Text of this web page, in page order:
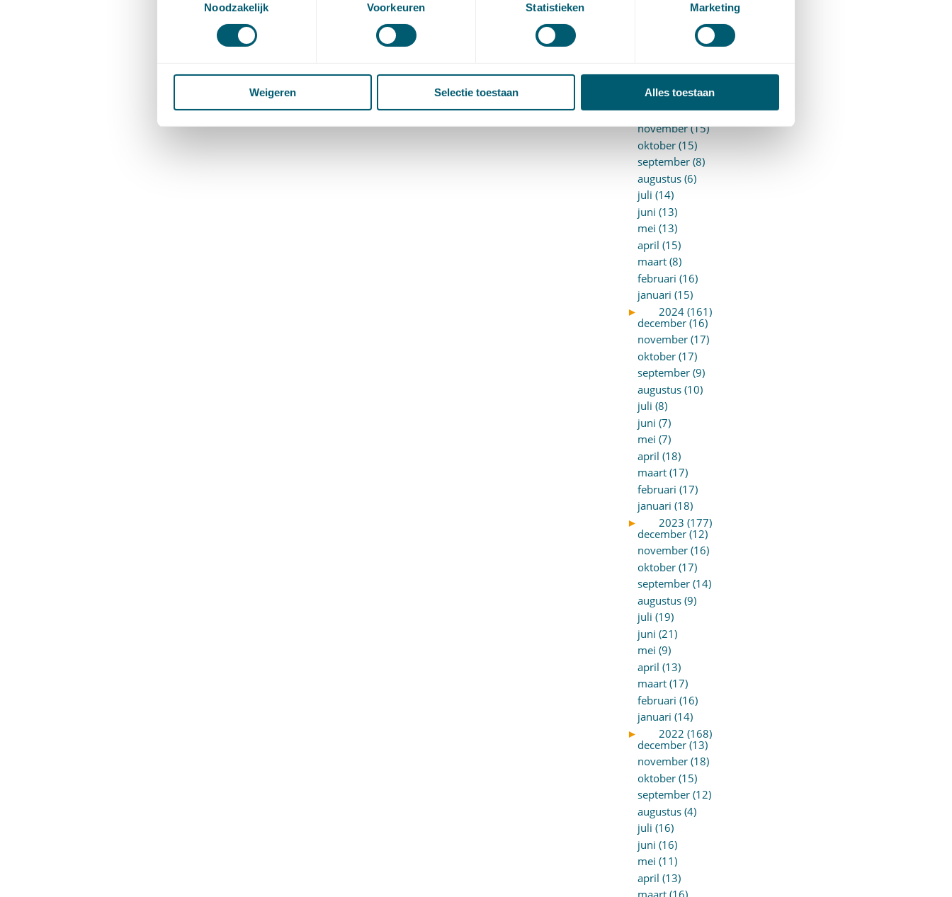
Noodzakelijk
Voorkeuren Statistieken Marketing
Weigeren Selectie toestaan Alles toestaan
2025 (153)
december (15)
november (15)
oktober (15)
september (8)
augustus (6)
juli (14)
juni (13)
mei (13)
april (15)
maart (8)
februari (16)
januari (15)
►
2024 (161)
december (16)
november (17)
oktober (17)
september (9)
augustus (10)
juli (8)
juni (7)
mei (7)
april (18)
maart (17)
februari (17)
januari (18)
►
2023 (177)
december (12)
november (16)
oktober (17)
september (14)
augustus (9)
juli (19)
juni (21)
mei (9)
april (13)
maart (17)
februari (16)
januari (14)
►
2022 (168)
december (13)
november (18)
oktober (15)
september (12)
augustus (4)
juli (16)
juni (16)
mei (11)
april (13)
maart (16)